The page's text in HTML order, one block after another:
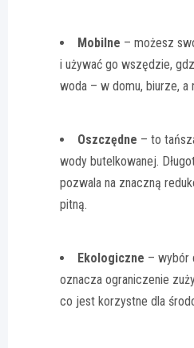
Mobilne – możesz
i używać go wszędzie,
woda – w domu, biurze, a
Oszczędne – to
wody butelkowanej.
pozwala na znaczną
pitną.
Ekologiczne – wybór
oznacza ograniczenie
co jest korzystne dla